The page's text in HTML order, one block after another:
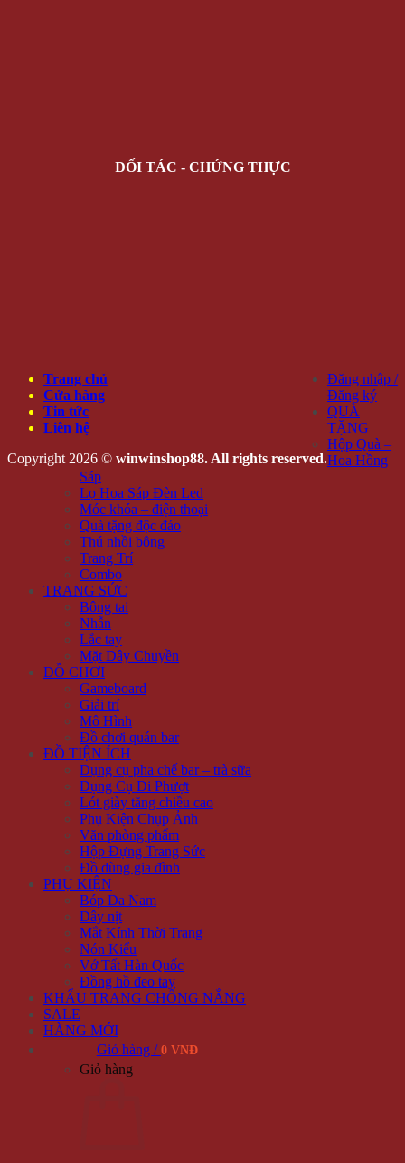
ĐỐI TÁC - CHỨNG THỰC
Trang chủ
Cửa hàng
Tin tức
Liên hệ
Copyright 2026 © winwinshop88. All rights reserved.
Đăng nhập /
Đăng ký
QUÀ
TẶNG
Hộp Quà –
Hoa Hồng
Sáp
Lọ Hoa Sáp Đèn Led
Móc khóa – điện thoại
Quà tặng độc đáo
Thú nhồi bông
Trang Trí
Combo
TRANG SỨC
Bông tai
Nhẫn
Lắc tay
Mặt Dây Chuyền
ĐỒ CHƠI
Gameboard
Giải trí
Mô Hình
Đồ chơi quán bar
ĐỒ TIỆN ÍCH
Dụng cụ pha chế bar – trà sữa
Dụng Cụ Đi Phượt
Lót giày tăng chiều cao
Phụ Kiện Chụp Ảnh
Văn phòng phẩm
Hộp Đựng Trang Sức
Đồ dùng gia đình
PHỤ KIỆN
Bóp Da Nam
Dây nịt
Mắt Kính Thời Trang
Nón Kiểu
Vớ Tất Hàn Quốc
Đồng hồ đeo tay
KHẨU TRANG CHỐNG NẮNG
SALE
HÀNG MỚI
Giỏ hàng / 0 VNĐ
Giỏ hàng